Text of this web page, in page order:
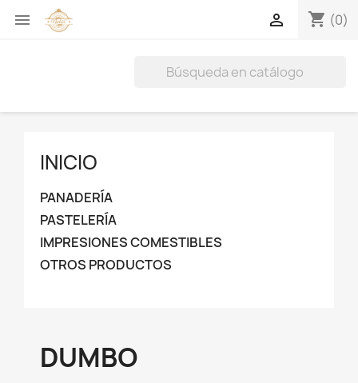
 shopping_cart (0)

INICIO
PANADERÍA
PASTELERÍA
IMPRESIONES COMESTIBLES
OTROS PRODUCTOS
DUMBO